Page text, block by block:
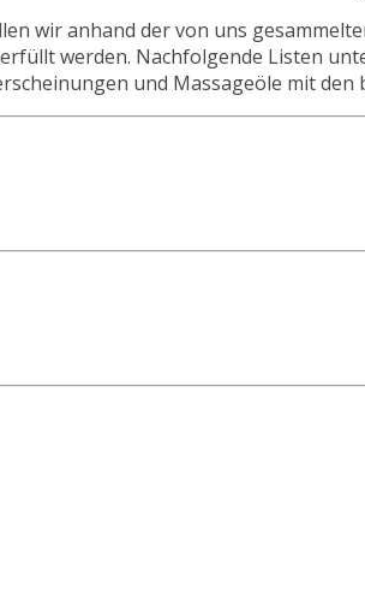
wir anhand der von uns
werden. Nachfolgende Listen
und Massageöle mit